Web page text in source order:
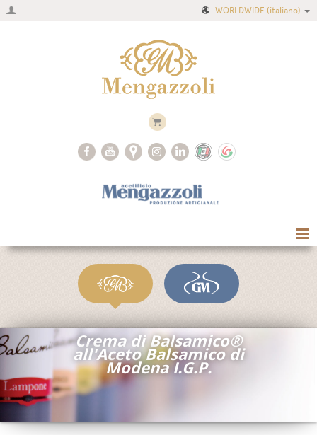
WORLDWIDE (italiano)
Fiere ed Eventi
Riconoscimenti
News
Egocalo
Mengazzoli TV
Crema di Balsamico®
all'Aceto Balsamico di
Modena I.G.P.